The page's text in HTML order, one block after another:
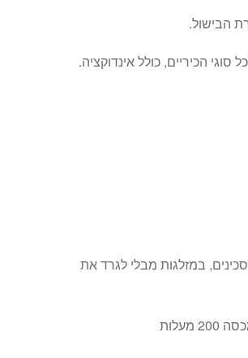
הבישול.
הכיריים, כולל אינדוקציה.
במזלגות מבלי לגרד את